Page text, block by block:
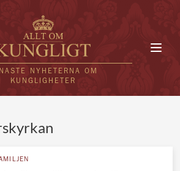
NYHETERNA OM
KUNGLIGHETER